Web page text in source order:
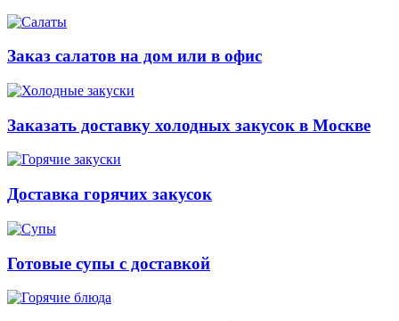
Заказ салатов на дом или в офис
Заказать доставку холодных закусок в Москве
Доставка горячих закусок
Готовые супы с доставкой